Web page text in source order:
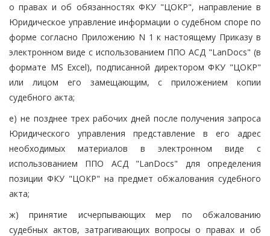
о правах и об обязанностях ФКУ "ЦОКР", направление в
Юридическое управление информации о судебном споре по
форме согласно Приложению N 1 к настоящему Приказу в
электронном виде с использованием ППО АСД "LanDocs" (в
формате MS Excel), подписанной директором ФКУ "ЦОКР"
или лицом его замещающим, с приложением копии
судебного акта;
е) не позднее трех рабочих дней после получения запроса
Юридического управления представление в его адрес
необходимых материалов в электронном виде с
использованием ППО АСД "LanDocs" для определения
позиции ФКУ "ЦОКР" на предмет обжалования судебного
акта;
ж) принятие исчерпывающих мер по обжалованию
судебных актов, затрагивающих вопросы о правах и об